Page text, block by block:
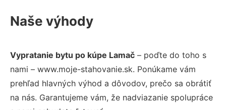
Naše výhody
Vypratanie bytu po kúpe Lamač – poďte do toho s
nami – www.moje-stahovanie.sk. Ponúkame vám
prehľad hlavných výhod a dôvodov, prečo sa obrátiť
na nás. Garantujeme vám, že nadviazanie spolupráce